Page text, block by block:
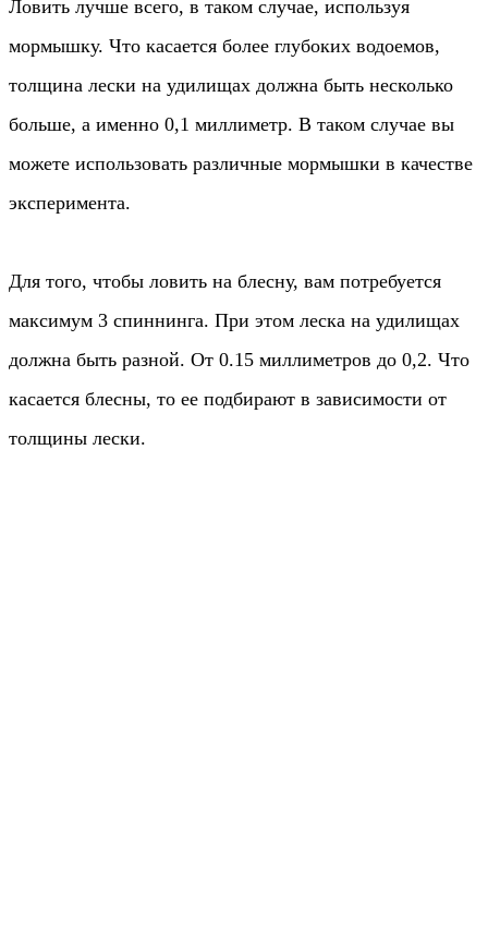
Ловить лучше всего, в таком случае, используя
мормышку. Что касается более глубоких водоемов,
толщина лески на удилищах должна быть несколько
больше, а именно 0,1 миллиметр. В таком случае вы
можете использовать различные мормышки в качестве
эксперимента.
Для того, чтобы ловить на блесну, вам потребуется
максимум 3 спиннинга. При этом леска на удилищах
должна быть разной. От 0.15 миллиметров до 0,2. Что
касается блесны, то ее подбирают в зависимости от
толщины лески.